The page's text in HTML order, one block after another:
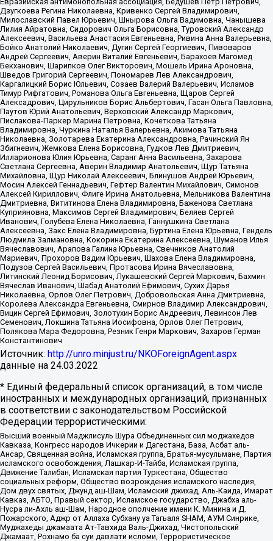
Дзугкоева Регина Николаевна, Кривенко Сергей Владимирович,
Милославский Павел Юрьевич, Шнырова Ольга Вадимовна, Чанышева
Лилия Айратовна, Сидорович Ольга Борисовна, Туровский Александр
Алексеевич, Васильева Анастасия Евгеньевна, Ривина Анна Валерьевна,
Бойко Анатолий Николаевич, Дугин Сергей Георгиевич, Пивоваров
Андрей Сергеевич, Аверин Виталий Евгеньевич, Барахоев Магомед
Бекханович, Шарипков Олег Викторович, Мошель Ирина Ароновна,
Шведов Григорий Сергеевич, Пономарев Лев Александрович,
Каргалицкий Борис Юльевич, Созаев Валерий Валерьевич, Исламов
Тимур Рифгатович, Романова Ольга Евгеньевна, Щаров Сергей
Алексадрович, Цирульников Борис Альбертович, Гасан Ольга Павловна,
Паутов Юрий Анатольевич, Верховский Александр Маркович,
Пислакова-Паркер Марина Петровна, Кочеткова Татьяна
Владимировна, Чуркина Наталья Валерьевна, Акимова Татьяна
Николаевна, Золотарева Екатерина Александровна, Рачинский Ян
Збигневич, Жемкова Елена Борисовна, Гудков Лев Дмитриевич,
Илларионова Юлия Юрьевна, Саранг Анна Васильевна, Захарова
Светлана Сергеевна, Аверин Владимир Анатольевич, Щур Татьяна
Михайловна, Щур Николай Алексеевич, Блинушов Андрей Юрьевич,
Мосин Алексей Геннадьевич, Гефтер Валентин Михайлович, Симонов
Алексей Кириллович, Флиге Ирина Анатольевна, Мельникова Валентина
Дмитриевна, Вититинова Елена Владимировна, Баженова Светлана
Куприяновна, Максимов Сергей Владимирович, Беляев Сергей
Иванович, Голубева Елена Николаевна, Ганнушкина Светлана
Алексеевна, Закс Елена Владимировна, Буртина Елена Юрьевна, Гендель
Людмила Залмановна, Кокорина Екатерина Алексеевна, Шуманов Илья
Вячеславович, Арапова Галина Юрьевна, Свечников Анатолий
Мариевич, Прохоров Вадим Юрьевич, Шахова Елена Владимировна,
Подузов Сергей Васильевич, Протасова Ирина Вячеславовна,
Литинский Леонид Борисович, Лукашевский Сергей Маркович, Бахмин
Вячеслав Иванович, Шабад Анатолий Ефимович, Сухих Дарья
Николаевна, Орлов Олег Петрович, Добровольская Анна Дмитриевна,
Королева Александра Евгеньевна, Смирнов Владимир Александрович,
Вицин Сергей Ефимович, Золотухин Борис Андреевич, Левинсон Лев
Семенович, Локшина Татьяна Иосифовна, Орлов Олег Петрович,
Полякова Мара Федоровна, Резник Генри Маркович, Захаров Герман
Константинович
Источник: http://unro.minjust.ru/NKOForeignAgent.aspx
данные на 24.03.2022
* Единый федеральный список организаций, в том числе
иностранных и международных организаций, признанных
в соответствии с законодательством Российской
Федерации террористическими:
Высший военный Маджлисуль Шура Объединенных сил моджахедов
Кавказа, Конгресс народов Ичкерии и Дагестана, База, Асбат аль-
Ансар, Священная война, Исламская группа, Братья-мусульмане, Партия
исламского освобождения, Лашкар-И-Тайба, Исламская группа,
Движение Талибан, Исламская партия Туркестана, Общество
социальных реформ, Общество возрождения исламского наследия,
Дом двух святых, Джунд аш-Шам, Исламский джихад, Аль-Каида, Имарат
Кавказ, АБТО, Правый сектор, Исламское государство, Джабха аль-
Нусра ли-Ахль аш-Шам, Народное ополчение имени К. Минина и Д.
Пожарского, Аджр от Аллаха Субхану уа Тагьаля SHAM, АУМ Синрике,
Муджахеды джамаата Ат-Тавхида Валь-Джихад, Чистопольский
Джамаат, Рохнамо ба суи давлати исломи, Террористическое